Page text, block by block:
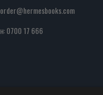
order@hermesbooks.com
0700 17 666